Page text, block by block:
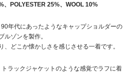
、POLYESTER 25%、WOOL 10%
年代にあったようなキャップショルダーの
ルゾンを製作。
、どこか懐かしさを感じさせる一着です。
ラックジャケットのような感覚でラフに着